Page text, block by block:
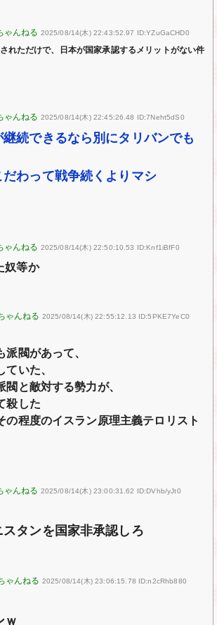
2025/08/14(木) 22:43:52.97 ID:YZuGaCHD0
れただけで、日本が国家承認するメリットがない件
2025/08/14(木) 22:45:26.48 ID:7Neht5dS0
続できるなら別にタリバンでも
わって戦争続くよりマシ
2025/08/14(木) 22:50:10.53 ID:Knf1iBfF0
奴等か
2025/08/14(木) 22:55:12.13 ID:5PKE7YeC0
派閥があって、
いた、
閥と敵対する勢力が、
殺した
の程度のイスラン原理主義テロリスト
2025/08/14(木) 23:00:31.62 ID:DVhb/yJt0
タンを国家非承認しろ
2025/08/14(木) 23:06:15.78 ID:n2cRhb880
ｗ